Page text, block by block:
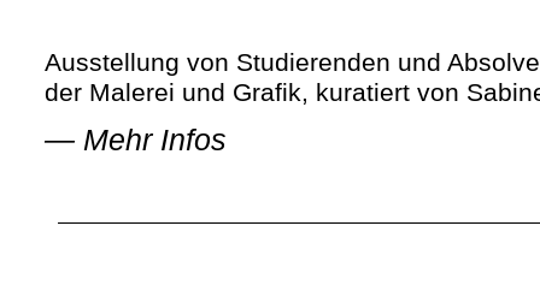
Ausstellung von Studierenden und
der Malerei und Grafik, kuratiert von
— Mehr Infos